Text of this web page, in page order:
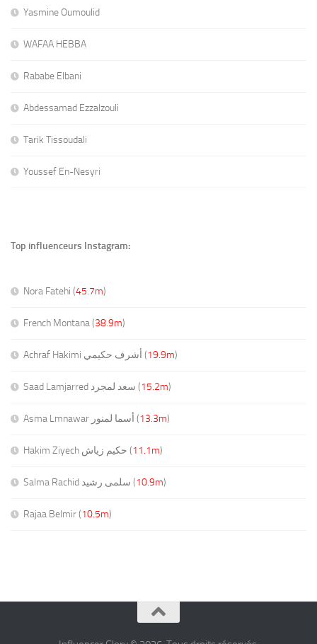
Yasmine Oumoulid
WAFAA HEBBA
Rababe Elbani
Abdessamad Ezzalzouli
Tarik Tissoudali
Youssef En-Nesyri
Top influenceurs Instagram:
Nora Fatehi (45.7m)
French Montana (38.9m)
Achraf Hakimi أشرف حكيمي ( 19.9m)
Saad Lamjarred سعد لمجرد ( 15.2m)
Asma Lmnawar أسما لمنور ( 13.3m)
Hakim Ziyech حكيم زياش ( 11.1m)
Salma Rachid سلمى رشيد ( 10.9m)
Rajaa Belmir (10.5m)